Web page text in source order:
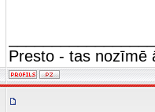
Presto - tas nozīmē